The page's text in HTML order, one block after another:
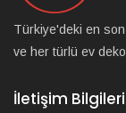
Türkiye'deki en
ve her türlü ev
İletişim Bilgileri